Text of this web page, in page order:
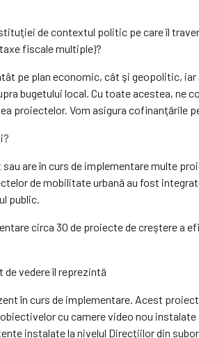
de contextul politic pe care îl
fiscale multiple)?
pe plan economic, cât şi geopolitic,
bugetului local. Cu toate acestea,
proiectelor. Vom asigura cofinanţările
are în curs de implementare multe
de mobilitate urbană au fost
public.
circa 30 de proiecte de creştere
vedere îl reprezintă
în curs de implementare. Acest
cu camere video nou
instalate la nivelul Direcţiilor din